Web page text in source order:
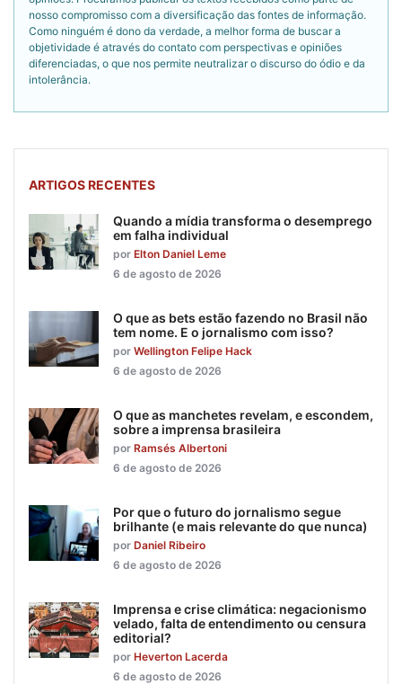
nosso compromisso com a diversificação das fontes de informação.
Como ninguém é dono da verdade, a melhor forma de buscar a
objetividade é através do contato com perspectivas e opiniões
diferenciadas, o que nos permite neutralizar o discurso do ódio e da
intolerância.
ARTIGOS RECENTES
Quando a mídia transforma o desemprego
em falha individual
por Elton Daniel Leme
6 de agosto de 2026
O que as bets estão fazendo no Brasil não
tem nome. E o jornalismo com isso?
por Wellington Felipe Hack
6 de agosto de 2026
O que as manchetes revelam, e escondem,
sobre a imprensa brasileira
por Ramsés Albertoni
6 de agosto de 2026
Por que o futuro do jornalismo segue
brilhante (e mais relevante do que nunca)
por Daniel Ribeiro
6 de agosto de 2026
Imprensa e crise climática: negacionismo
velado, falta de entendimento ou censura
editorial?
por Heverton Lacerda
6 de agosto de 2026